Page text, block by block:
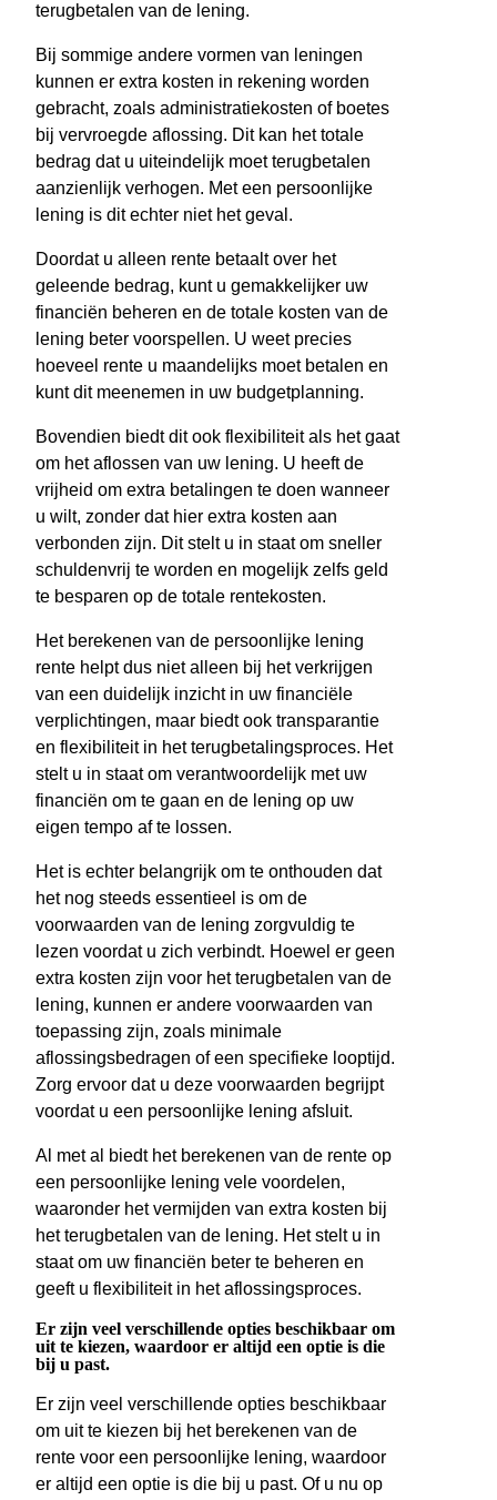
terugbetalen van de lening.
Bij sommige andere vormen van leningen
kunnen er extra kosten in rekening worden
gebracht, zoals administratiekosten of boetes
bij vervroegde aflossing. Dit kan het totale
bedrag dat u uiteindelijk moet terugbetalen
aanzienlijk verhogen. Met een persoonlijke
lening is dit echter niet het geval.
Doordat u alleen rente betaalt over het
geleende bedrag, kunt u gemakkelijker uw
financiën beheren en de totale kosten van de
lening beter voorspellen. U weet precies
hoeveel rente u maandelijks moet betalen en
kunt dit meenemen in uw budgetplanning.
Bovendien biedt dit ook flexibiliteit als het gaat
om het aflossen van uw lening. U heeft de
vrijheid om extra betalingen te doen wanneer
u wilt, zonder dat hier extra kosten aan
verbonden zijn. Dit stelt u in staat om sneller
schuldenvrij te worden en mogelijk zelfs geld
te besparen op de totale rentekosten.
Het berekenen van de persoonlijke lening
rente helpt dus niet alleen bij het verkrijgen
van een duidelijk inzicht in uw financiële
verplichtingen, maar biedt ook transparantie
en flexibiliteit in het terugbetalingsproces. Het
stelt u in staat om verantwoordelijk met uw
financiën om te gaan en de lening op uw
eigen tempo af te lossen.
Het is echter belangrijk om te onthouden dat
het nog steeds essentieel is om de
voorwaarden van de lening zorgvuldig te
lezen voordat u zich verbindt. Hoewel er geen
extra kosten zijn voor het terugbetalen van de
lening, kunnen er andere voorwaarden van
toepassing zijn, zoals minimale
aflossingsbedragen of een specifieke looptijd.
Zorg ervoor dat u deze voorwaarden begrijpt
voordat u een persoonlijke lening afsluit.
Al met al biedt het berekenen van de rente op
een persoonlijke lening vele voordelen,
waaronder het vermijden van extra kosten bij
het terugbetalen van de lening. Het stelt u in
staat om uw financiën beter te beheren en
geeft u flexibiliteit in het aflossingsproces.
Er zijn veel verschillende opties beschikbaar om
uit te kiezen, waardoor er altijd een optie is die
bij u past.
Er zijn veel verschillende opties beschikbaar
om uit te kiezen bij het berekenen van de
rente voor een persoonlijke lening, waardoor
er altijd een optie is die bij u past. Of u nu op